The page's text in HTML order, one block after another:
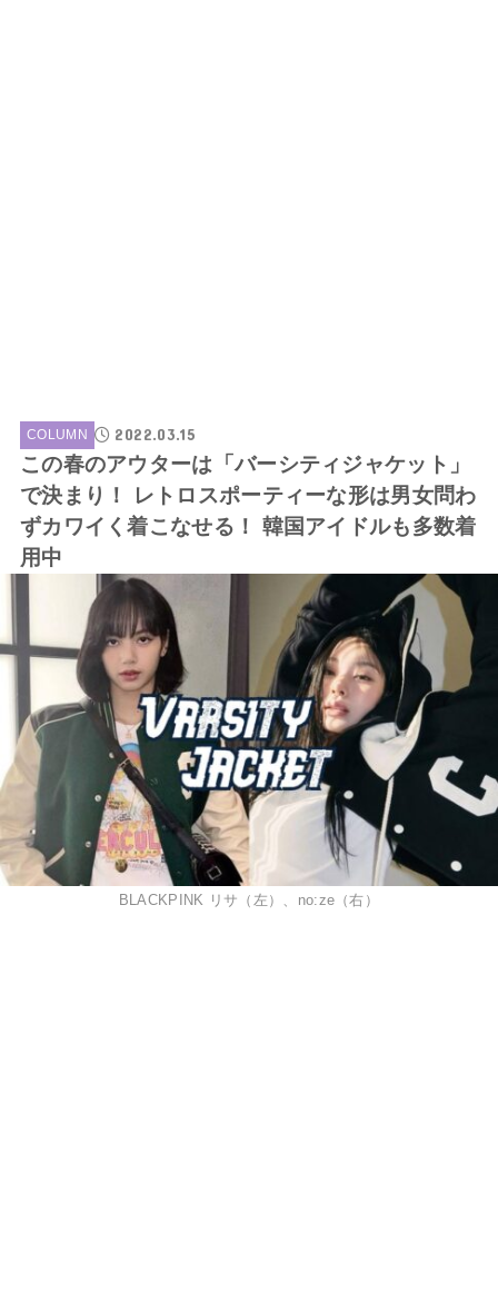
COLUMN 2022.03.15
この春のアウターは「バーシティジャケット」
で決まり！ レトロスポーティーな形は男女問わ
ずカワイく着こなせる！ 韓国アイドルも多数着
用中
BLACKPINK リサ（左）、no:ze（右）